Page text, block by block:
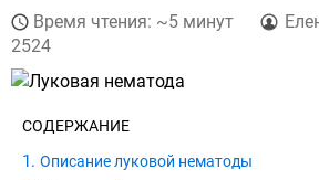
Время чтения: ~5 минут
2524
СОДЕРЖАНИЕ
Описание луковой нематоды